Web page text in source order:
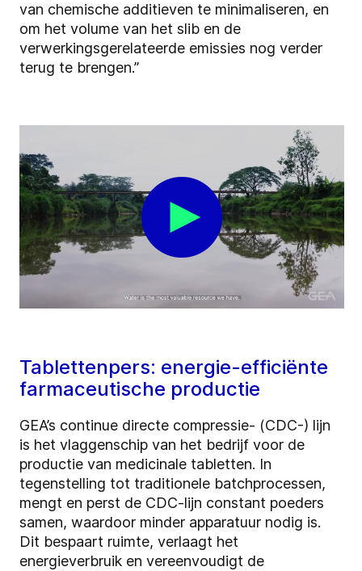
van chemische additieven te minimaliseren, en
om het volume van het slib en de
verwerkingsgerelateerde emissies nog verder
terug te brengen.”
Tablettenpers: energie-efficiënte
farmaceutische productie
GEA’s continue directe compressie- (CDC-) lijn
is het vlaggenschip van het bedrijf voor de
productie van medicinale tabletten. In
tegenstelling tot traditionele batchprocessen,
mengt en perst de CDC-lijn constant poeders
samen, waardoor minder apparatuur nodig is.
Dit bespaart ruimte, verlaagt het
energieverbruik en vereenvoudigt de